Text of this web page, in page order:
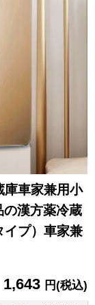
車家兼用小
の漢方薬冷蔵
イプ）車家兼
1,643 円(税込)